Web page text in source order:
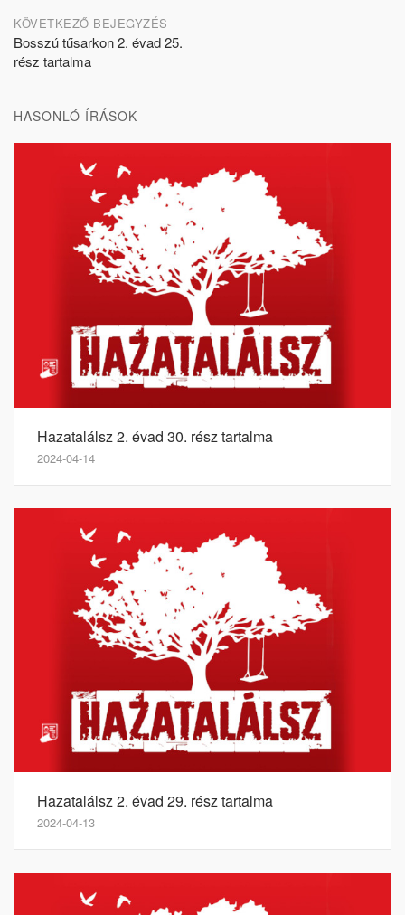
KÖVETKEZŐ BEJEGYZÉS
Bosszú tűsarkon 2. évad 25.
rész tartalma
HASONLÓ ÍRÁSOK
Hazatalálsz 2. évad 30. rész tartalma
2024-04-14
Hazatalálsz 2. évad 29. rész tartalma
2024-04-13